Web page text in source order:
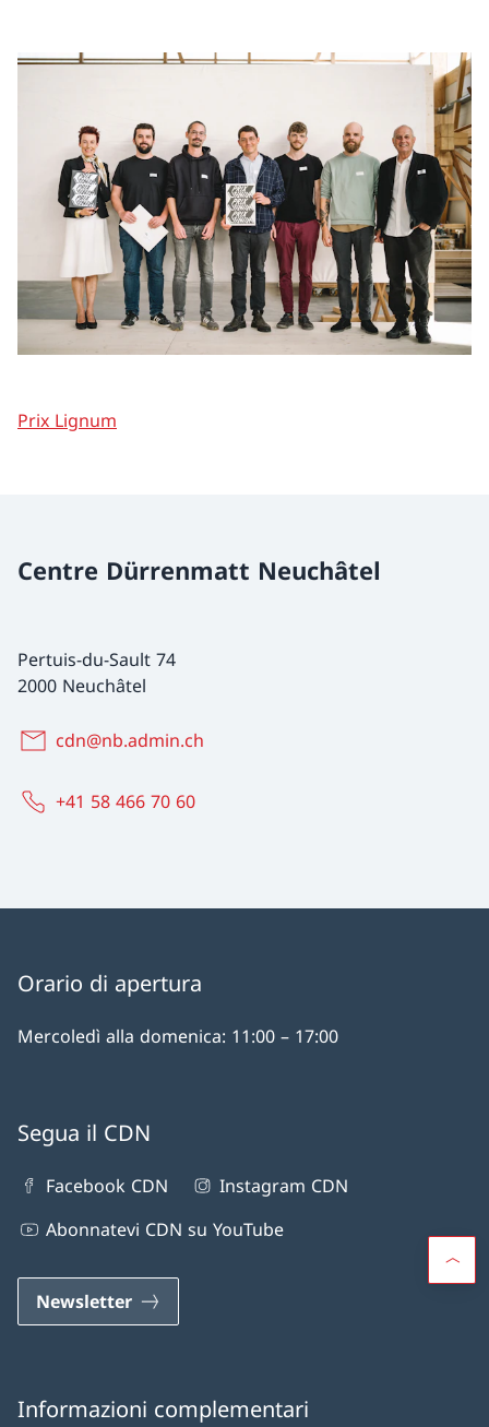
Prix Lignum
Centre Dürrenmatt Neuchâtel
Pertuis-du-Sault 74
2000 Neuchâtel
cdn@nb.admin.ch
+41 58 466 70 60
Orario di apertura
Mercoledì alla domenica: 11:00 – 17:00
Segua il CDN
Facebook CDN
Instagram CDN
Abonnatevi CDN su YouTube
Newsletter
Informazioni complementari